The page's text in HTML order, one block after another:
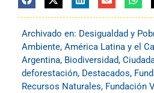
Archivado en: Desigualdad y
Ambiente, América Latina y el
Argentina, Biodiversidad,
deforestación, Destacados,
Recursos Naturales, Fundación